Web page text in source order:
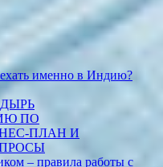
именно в Индию?
ПО
ПЛАН И
– правила работы с